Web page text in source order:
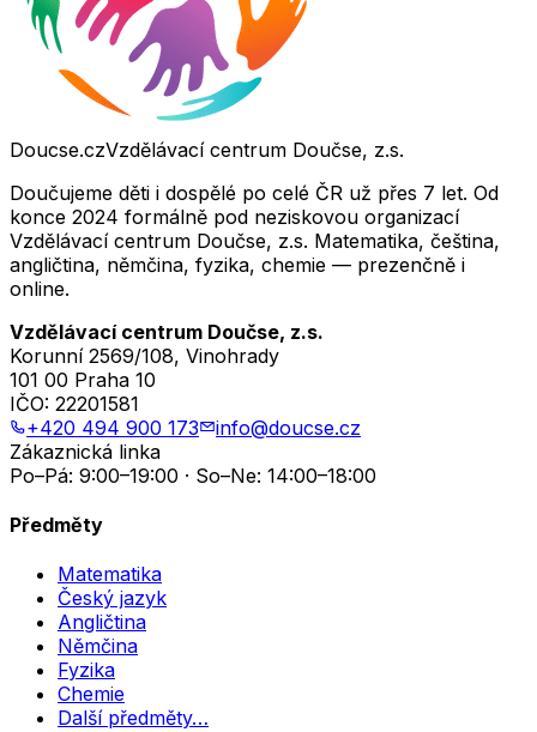
Doucse.czVzdělávací centrum Doučse, z.s.
Doučujeme děti i dospělé po celé ČR už přes 7 let. Od
konce 2024 formálně pod neziskovou organizací
Vzdělávací centrum Doučse, z.s. Matematika, čeština,
angličtina, němčina, fyzika, chemie — prezenčně i
online.
Vzdělávací centrum Doučse, z.s.
Korunní 2569/108, Vinohrady
101 00 Praha 10
IČO: 22201581
+420 494 900 173
info@doucse.cz
Zákaznická linka
Po–Pá: 9:00–19:00 · So–Ne: 14:00–18:00
Předměty
Matematika
Český jazyk
Angličtina
Němčina
Fyzika
Chemie
Další předměty…